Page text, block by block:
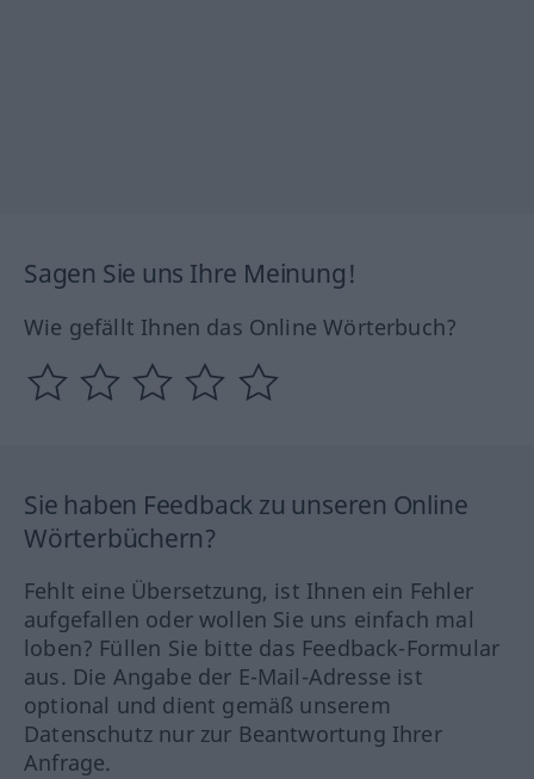
Sagen Sie uns Ihre Meinung!
Wie gefällt Ihnen das Online Wörterbuch?
Sie haben Feedback zu unseren Online
Wörterbüchern?
Fehlt eine Übersetzung, ist Ihnen ein Fehler
aufgefallen oder wollen Sie uns einfach mal
loben? Füllen Sie bitte das Feedback-Formular
aus. Die Angabe der E-Mail-Adresse ist
optional und dient gemäß unserem
Datenschutz nur zur Beantwortung Ihrer
Anfrage.